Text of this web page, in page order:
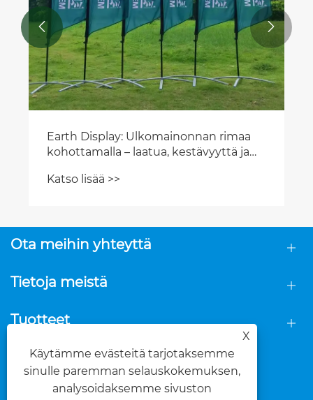
Earth Display: Ulkomainonnan rimaa
kohottamalla – laatua, kestävyyttä ja
Katso lisää >>
 
Ota meihin yhteyttä
Tietoja meistä
Tuotteet
SEURAA MEITÄ
X
Käytämme evästeitä tarjotaksemme
sinulle paremman selauskokemuksen,
analysoidaksemme sivuston